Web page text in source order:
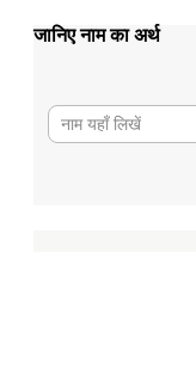
जानिए नाम का अर्थ